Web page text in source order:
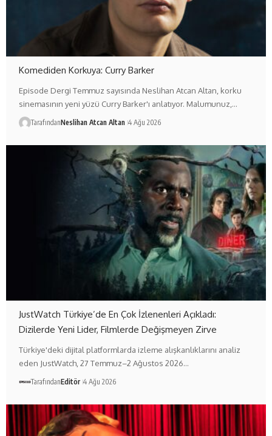
Komediden Korkuya: Curry Barker
Episode Dergi Temmuz sayısında Neslihan Atcan Altan, korku
sinemasının yeni yüzü Curry Barker'ı anlatıyor. Malumunuz,…
TarafındanNeslihan Atcan Altan 4 Ağu 2026
JustWatch Türkiye’de En Çok İzlenenleri Açıkladı:
Dizilerde Yeni Lider, Filmlerde Değişmeyen Zirve
Türkiye'deki dijital platformlarda izleme alışkanlıklarını analiz
eden JustWatch, 27 Temmuz–2 Ağustos 2026…
TarafındanEditör 4 Ağu 2026